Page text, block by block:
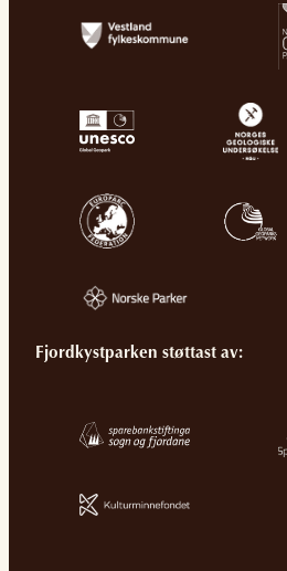
Fjordkystparken støttast av: